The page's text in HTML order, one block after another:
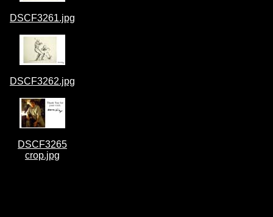
DSCF3261.jpg
DSCF3262.jpg
DSCF3265
crop.jpg